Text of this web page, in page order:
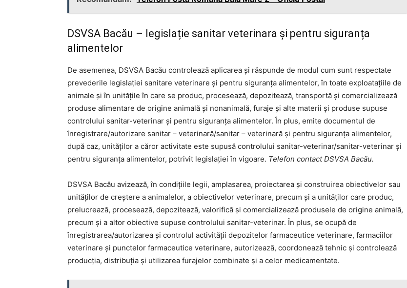
DSVSA Bacău – legislație sanitar veterinara și pentru siguranța
alimentelor
De asemenea, DSVSA Bacău controlează aplicarea și răspunde de modul cum sunt respectate
prevederile legislației sanitare veterinare și pentru siguranța alimentelor, în toate exploatațiile de
animale și în unitățile în care se produc, procesează, depozitează, transportă și comercializează
produse alimentare de origine animală și nonanimală, furaje și alte materii și produse supuse
controlului sanitar-veterinar și pentru siguranța alimentelor. În plus, emite documentul de
înregistrare/autorizare sanitar – veterinară/sanitar – veterinară și pentru siguranța alimentelor,
după caz, unităților a căror activitate este supusă controlului sanitar-veterinar/sanitar-veterinar și
pentru siguranța alimentelor, potrivit legislației în vigoare. Telefon contact DSVSA Bacău.
DSVSA Bacău avizează, în condițiile legii, amplasarea, proiectarea și construirea obiectivelor sau
unităților de creștere a animalelor, a obiectivelor veterinare, precum și a unităților care produc,
prelucrează, procesează, depozitează, valorifică și comercializează produsele de origine animală,
precum și a altor obiective supuse controlului sanitar-veterinar. În plus, se ocupă de
înregistrarea/autorizarea și controlul activității depozitelor farmaceutice veterinare, farmaciilor
veterinare și punctelor farmaceutice veterinare, autorizează, coordonează tehnic și controlează
producția, distribuția și utilizarea furajelor combinate și a celor medicamentate.